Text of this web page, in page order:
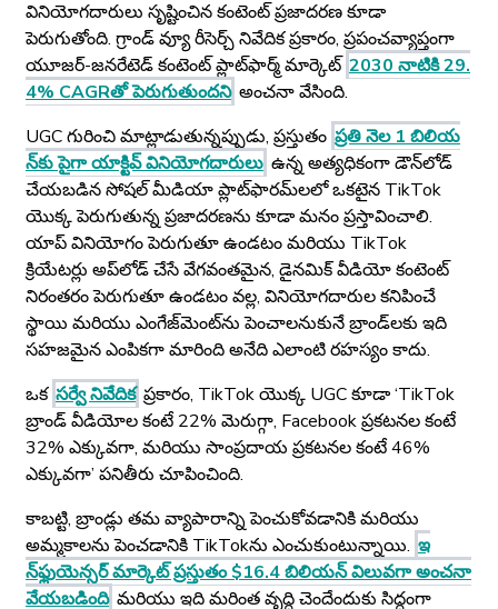
వినియోగదారులు సృష్టించిన కంటెంట్ ప్రజాదరణ కూడా
పెరుగుతోంది. గ్రాండ్ వ్యూ రీసెర్చ్ నివేదిక ప్రకారం, ప్రపంచవ్యాప్తంగా
యూజర్-జనరేటెడ్ కంటెంట్ ప్లాట్‌ఫార్మ్ మార్కెట్ 2030 నాటికి 29.
4% CAGR‌తో పెరుగుతుందని అంచనా వేసింది.
UGC గురించి మాట్లాడుతున్నప్పుడు, ప్రస్తుతం ప్రతి నెల 1 బిలియ
న్‌కు పైగా యాక్టివ్ వినియోగదారులు ఉన్న అత్యధికంగా డౌన్‌లోడ్
చేయబడిన సోషల్ మీడియా ప్లాట్‌ఫారమ్‌లలో ఒకటైన TikTok
యొక్క పెరుగుతున్న ప్రజాదరణను కూడా మనం ప్రస్తావించాలి.
యాప్ వినియోగం పెరుగుతూ ఉండటం మరియు TikTok
క్రియేటర్లు అప్‌లోడ్ చేసే వేగవంతమైన, డైనమిక్ వీడియో కంటెంట్
నిరంతరం పెరుగుతూ ఉండటం వల్ల, వినియోగదారుల కనిపించే
స్థాయి మరియు ఎంగేజ్‌మెంట్‌ను పెంచాలనుకునే బ్రాండ్‌లకు ఇది
సహజమైన ఎంపికగా మారింది అనేది ఎలాంటి రహస్యం కాదు.
ఒక సర్వే నివేదిక ప్రకారం, TikTok యొక్క UGC కూడా ‘TikTok
బ్రాండ్ వీడియోల కంటే 22% మెరుగ్గా, Facebook ప్రకటనల కంటే
32% ఎక్కువగా, మరియు సాంప్రదాయ ప్రకటనల కంటే 46%
ఎక్కువగా’ పనితీరు చూపించింది.
కాబట్టి, బ్రాండ్లు తమ వ్యాపారాన్ని పెంచుకోవడానికి మరియు
అమ్మకాలను పెంచడానికి TikTok‌ను ఎంచుకుంటున్నాయి. ఇ
న్‌ఫ్లుయెన్సర్ మార్కెట్ ప్రస్తుతం $16.4 బిలియన్ విలువగా అంచనా
వేయబడింది మరియు ఇది మరింత వృద్ధి చెందేందుకు సిద్ధంగా